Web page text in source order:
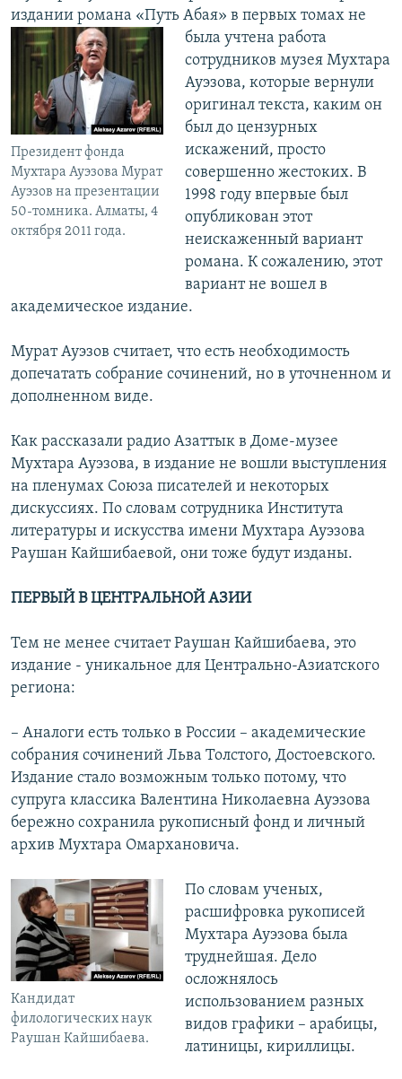
издании романа «Путь Абая» в первых
Президент фонда
Мухтара Ауэзова Мурат
Ауэзов на презентации
50-томника. Алматы, 4
октября 2011 года.
томах не
была учтена работа
сотрудников музея Мухтара
Ауэзова, которые вернули
оригинал текста, каким он
был до цензурных
искажений, просто
совершенно жестоких. В
1998 году впервые был
опубликован этот
неискаженный вариант
романа. К сожалению, этот
вариант не вошел в
академическое издание.
Мурат Ауэзов считает, что есть необходимость
допечатать собрание сочинений, но в уточненном и
дополненном виде.
Как рассказали радио Азаттык в Доме-музее
Мухтара Ауэзова, в издание не вошли выступления
на пленумах Союза писателей и некоторых
дискуссиях. По словам сотрудника Института
литературы и искусства имени Мухтара Ауэзова
Раушан Кайшибаевой, они тоже будут изданы.
ПЕРВЫЙ В ЦЕНТРАЛЬНОЙ АЗИИ
Тем не менее считает Раушан Кайшибаева, это
издание - уникальное для Центрально-Азиатского
региона:
– Аналоги есть только в России – академические
собрания сочинений Льва Толстого, Достоевского.
Издание стало возможным только потому, что
супруга классика Валентина Николаевна Ауэзова
бережно сохранила рукописный фонд и личный
архив Мухтара Омархановича.
Кандидат
филологических наук
Раушан Кайшибаева.
По словам ученых,
расшифровка рукописей
Мухтара Ауэзова была
труднейшая. Дело
осложнялось
использованием разных
видов графики – арабицы,
латиницы, кириллицы.